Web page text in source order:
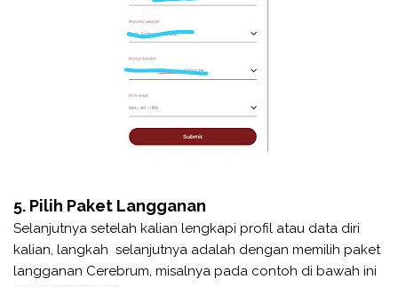
5. Pilih Paket Langganan
Selanjutnya setelah kalian lengkapi profil atau data diri
kalian, langkah selanjutnya adalah dengan memilih paket
langganan Cerebrum, misalnya pada contoh di bawah ini